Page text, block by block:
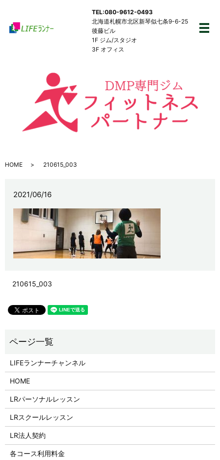
メ
TEL:080-9612-0493
北海道札幌市北区新琴似七条9-6-25
後藤ビル
1F ジム/スタジオ
3F オフィス
HOME 210615_003
2021/06/16
210615_003
LIFEランナーチャンネル
HOME
LRパーソナルレッスン
LRスクールレッスン
LR法人契約
各コース利用料金